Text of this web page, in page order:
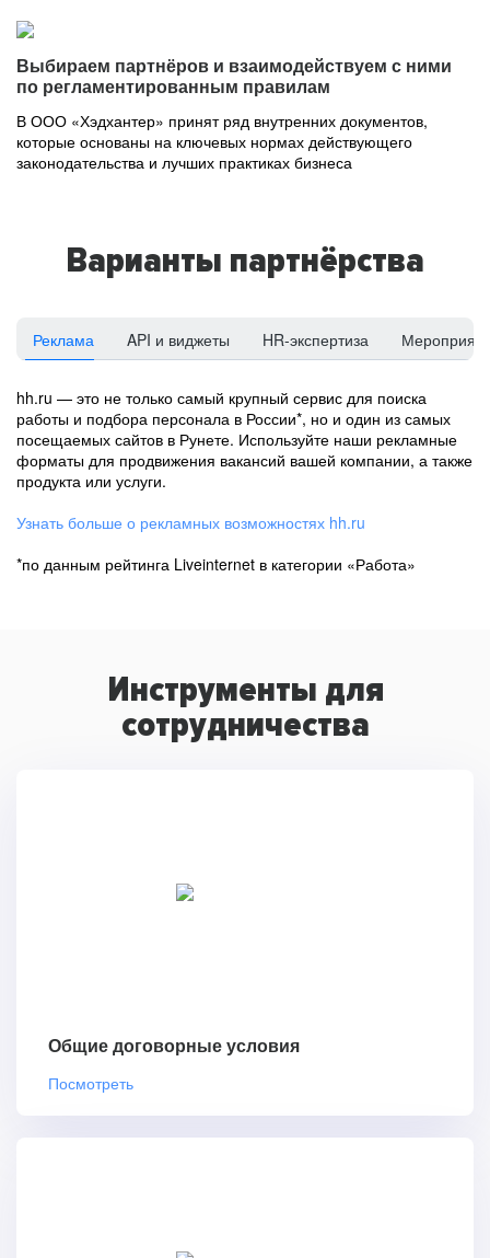
Выбираем партнёров и взаимодействуем с ними
по регламентированным правилам
В ООО «Хэдхантер» принят ряд внутренних документов,
которые основаны на ключевых нормах действующего
законодательства и лучших практиках бизнеса
Варианты партнёрства
Реклама API и виджеты HR-экспертиза
hh.ru — это не только самый крупный сервис для поиска
работы и подбора персонала в России*, но и один из самых
посещаемых сайтов в Рунете. Используйте наши рекламные
форматы для продвижения вакансий вашей компании, а также
продукта или услуги.
Узнать больше о рекламных возможностях hh.ru
*по данным рейтинга Liveinternet в категории «Работа»
Инструменты для
сотрудничества
Общие договорные условия
Посмотреть